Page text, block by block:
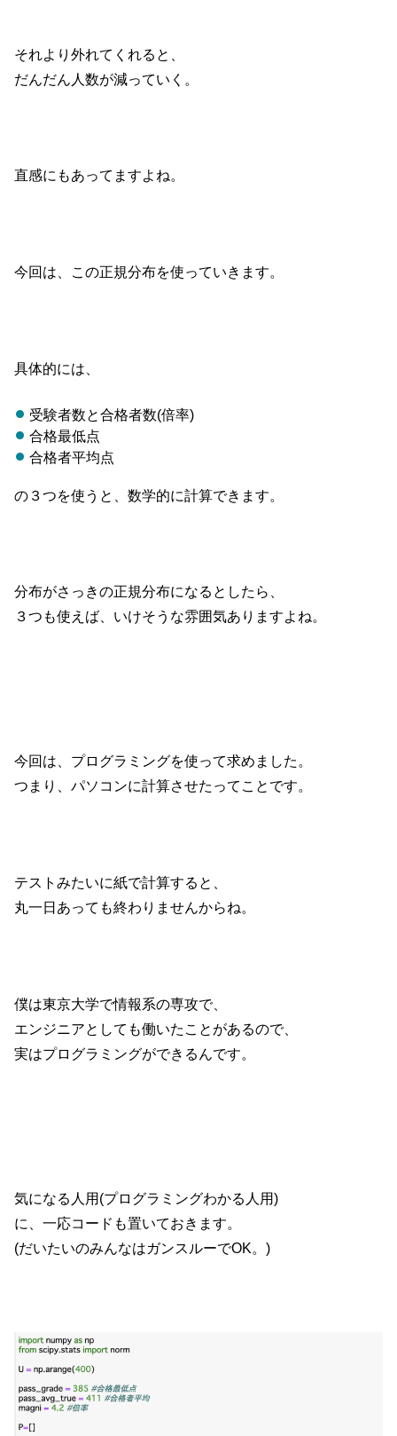
それより外れてくれると、
だんだん人数が減っていく。
直感にもあってますよね。
今回は、この正規分布を使っていきます。
具体的には、
受験者数と合格者数(倍率)
合格最低点
合格者平均点
の３つを使うと、数学的に計算できます。
分布がさっきの正規分布になるとしたら、
３つも使えば、いけそうな雰囲気ありますよね。
今回は、プログラミングを使って求めました。
つまり、パソコンに計算させたってことです。
テストみたいに紙で計算すると、
丸一日あっても終わりませんからね。
僕は東京大学で情報系の専攻で、
エンジニアとしても働いたことがあるので、
実はプログラミングができるんです。
気になる人用(プログラミングわかる人用)
に、一応コードも置いておきます。
(だいたいのみんなはガンスルーでOK。)